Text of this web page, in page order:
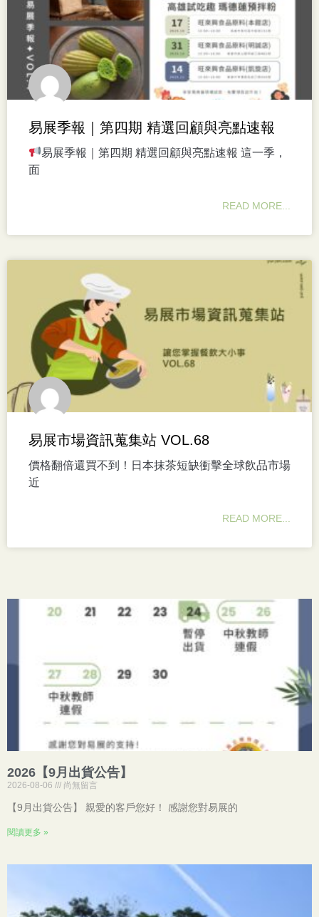
易展季報｜第四期 精選回顧與亮點速報
易展季報｜第四期 精選回顧與亮點速報 這一季，
面
READ MORE...
易展市場資訊蒐集站 VOL.68
價格翻倍還買不到！日本抹茶短缺衝擊全球飲品市場
近
READ MORE...
2026【9月出貨公告】
2026-08-06 尚無留言
【9月出貨公告】 親愛的客戶您好！ 感謝您對易展的
閱讀更多 »